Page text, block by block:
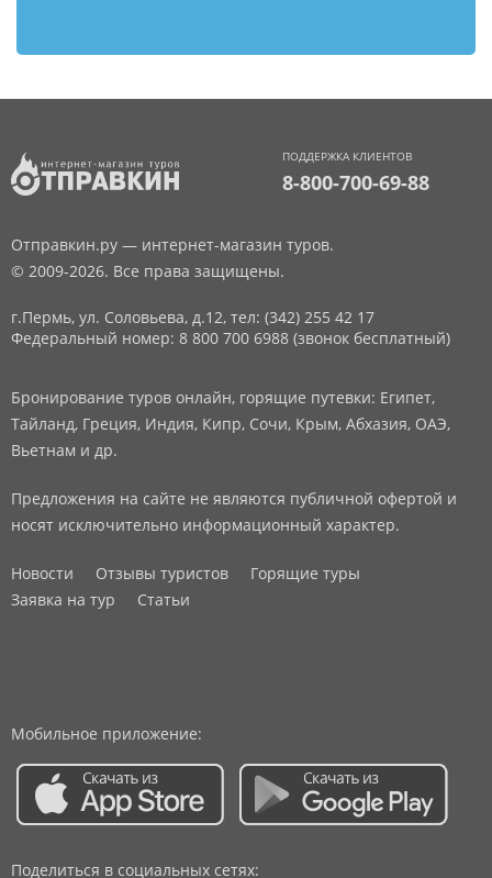
ПОДДЕРЖКА КЛИЕНТОВ
8-800-700-69-88
Отправкин.ру — интернет-магазин туров.
© 2009-2026. Все права защищены.
г.Пермь, ул. Соловьева, д.12, тел: (342) 255 42 17
Федеральный номер: 8 800 700 6988 (звонок бесплатный)
Бронирование туров онлайн, горящие путевки: Египет,
Тайланд, Греция, Индия, Кипр, Сочи, Крым, Абхазия, ОАЭ,
Вьетнам и др.
Предложения на сайте не являются публичной офертой и
носят исключительно информационный характер.
Новости Отзывы туристов
Горящие туры
Заявка на тур
Статьи
Мобильное приложение:
Поделиться в социальных сетях: